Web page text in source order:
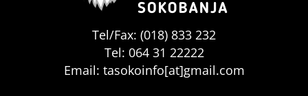
Tel/Fax: (018) 833 232
Tel: 064 31 22222
Email: tasokoinfo[at]gmail.com